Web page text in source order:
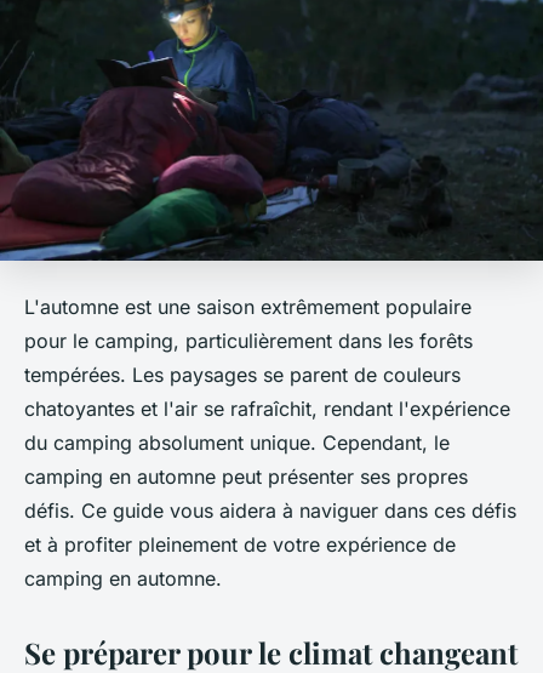
L'automne est une saison extrêmement populaire
pour le camping, particulièrement dans les forêts
tempérées. Les paysages se parent de couleurs
chatoyantes et l'air se rafraîchit, rendant l'expérience
du camping absolument unique. Cependant, le
camping en automne peut présenter ses propres
défis. Ce guide vous aidera à naviguer dans ces défis
et à profiter pleinement de votre expérience de
camping en automne.
Se préparer pour le climat changeant